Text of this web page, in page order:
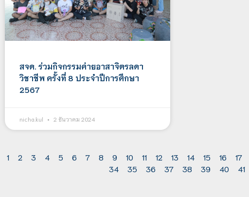
สจด. ร่วมกิจกรรมค่ายอาสาจิตรลดา
วิชาชีพ ครั้งที่ 8 ประจำปีการศึกษา
2567
nicha.kul 2 ธันวาคม 2024
1 2 3 4 5 6 7 8 9 10 11 12 13 14 15 16 17
34
35 36 37 38 39 40 41